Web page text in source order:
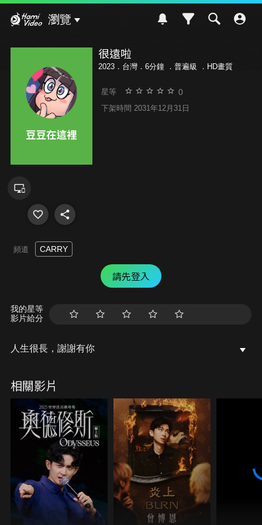
瀏覽
很遠啦
2023．台灣．6分鐘 ． 普遍級 ．HD畫質
星等 0
下架時間 2031年12月31日
頻道 CARRY
請先登入
我的星等
影片給分
人生很長，謝謝有你
相關影片